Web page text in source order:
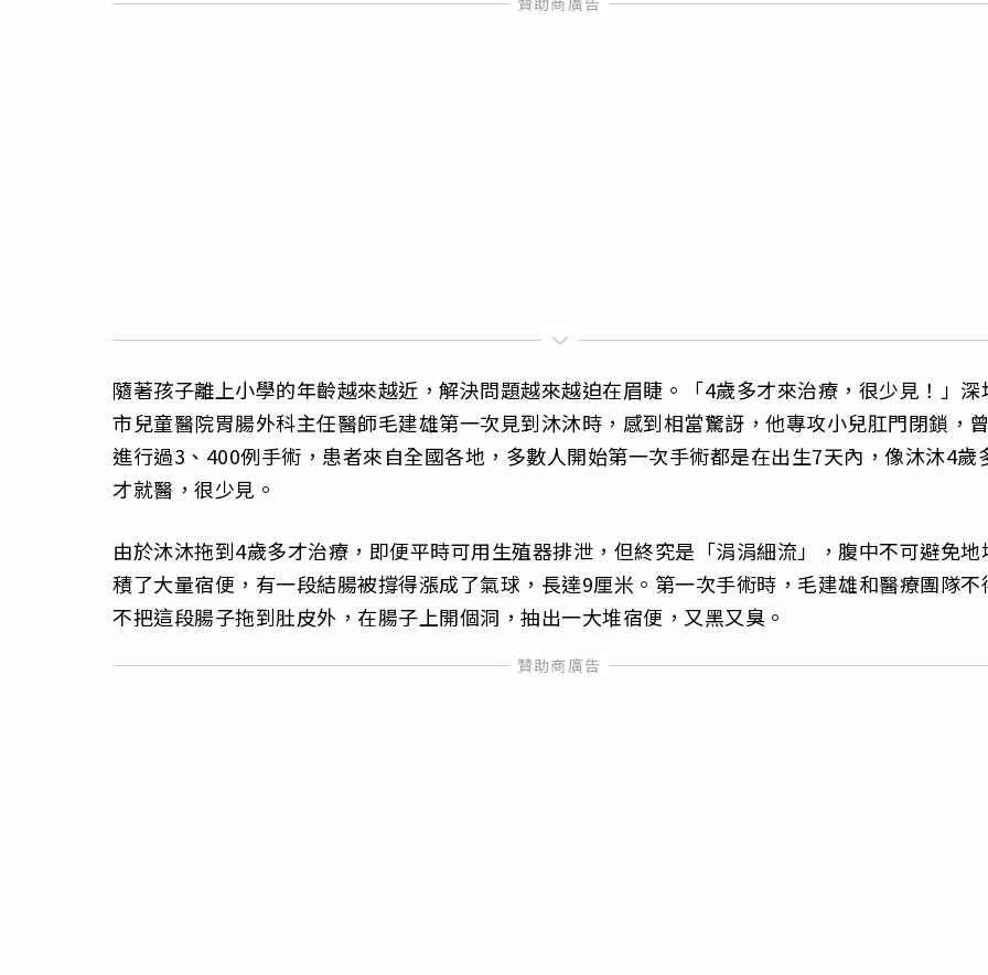
隨著孩子離上小學的年齡越來越近，解決問題越來越迫在眉睫。「4歲多才來治療，很少見！」深
市兒童醫院胃腸外科主任醫師毛建雄第一次見到沐沐時，感到相當驚訝，他專攻小兒肛門閉鎖，
進行過3、400例手術，患者來自全國各地，多數人開始第一次手術都是在出生7天內，像沐沐4歲
才就醫，很少見。
由於沐沐拖到4歲多才治療，即便平時可用生殖器排泄，但終究是「涓涓細流」，腹中不可避免地
積了大量宿便，有一段結腸被撐得漲成了氣球，長達9厘米。第一次手術時，毛建雄和醫療團隊不
不把這段腸子拖到肚皮外，在腸子上開個洞，抽出一大堆宿便，又黑又臭。